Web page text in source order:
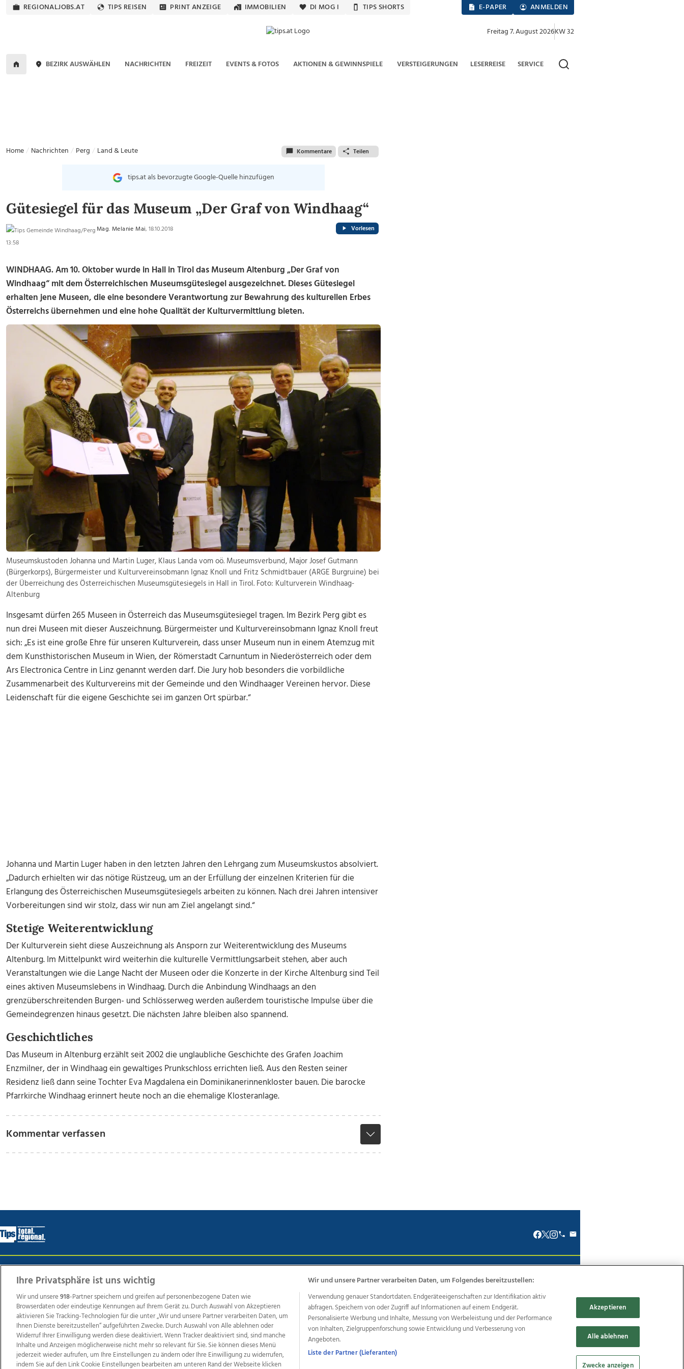
REGIONALJOBS.AT TIPS REISEN PRINT ANZEIGE IMMOBILIEN DI MOG I TIPS SHORTS E-PAPER ANMELDEN
Freitag 7. August 2026KW 32
BEZIRK AUSWÄHLEN NACHRICHTEN FREIZEIT EVENTS & FOTOS AKTIONEN & GEWINNSPIELE VERSTEIGERUNGEN LESERREISE SERVICE
Home Nachrichten Perg Land & Leute Kommentare Teilen
tips.at als bevorzugte Google-Quelle hinzufügen
Gütesiegel für das Museum „Der Graf von Windhaag“
Mag. Melanie Mai, 18.10.2018
13:58
Vorlesen
WINDHAAG. Am 10. Oktober wurde in Hall in Tirol das Museum Altenburg „Der Graf von
Windhaag“ mit dem Österreichischen Museumsgütesiegel ausgezeichnet. Dieses Gütesiegel
erhalten jene Museen, die eine besondere Verantwortung zur Bewahrung des kulturellen Erbes
Österreichs übernehmen und eine hohe Qualität der Kulturvermittlung bieten.
Museumskustoden Johanna und Martin Luger, Klaus Landa vom oö. Museumsverbund, Major Josef Gutmann
(Bürgerkorps), Bürgermeister und Kulturvereinsobmann Ignaz Knoll und Fritz Schmidtbauer (ARGE Burgruine) bei
der Überreichung des Österreichischen Museumsgütesiegels in Hall in Tirol. Foto: Kulturverein Windhaag-
Altenburg
Insgesamt dürfen 265 Museen in Österreich das Museumsgütesiegel tragen. Im Bezirk Perg gibt es
nun drei Museen mit dieser Auszeichnung. Bürgermeister und Kulturvereinsobmann Ignaz Knoll freut
sich: „Es ist eine große Ehre für unseren Kulturverein, dass unser Museum nun in einem Atemzug mit
dem Kunsthistorischen Museum in Wien, der Römerstadt Carnuntum in Niederösterreich oder dem
Ars Electronica Centre in Linz genannt werden darf. Die Jury hob besonders die vorbildliche
Zusammenarbeit des Kulturvereins mit der Gemeinde und den Windhaager Vereinen hervor. Diese
Leidenschaft für die eigene Geschichte sei im ganzen Ort spürbar.“
Johanna und Martin Luger haben in den letzten Jahren den Lehrgang zum Museumskustos absolviert.
„Dadurch erhielten wir das nötige Rüstzeug, um an der Erfüllung der einzelnen Kriterien für die
Erlangung des Österreichischen Museumsgütesiegels arbeiten zu können. Nach drei Jahren intensiver
Vorbereitungen sind wir stolz, dass wir nun am Ziel angelangt sind.“
Stetige Weiterentwicklung
Der Kulturverein sieht diese Auszeichnung als Ansporn zur Weiterentwicklung des Museums
Altenburg. Im Mittelpunkt wird weiterhin die kulturelle Vermittlungsarbeit stehen, aber auch
Veranstaltungen wie die Lange Nacht der Museen oder die Konzerte in der Kirche Altenburg sind Teil
eines aktiven Museumslebens in Windhaag. Durch die Anbindung Windhaags an den
grenzüberschreitenden Burgen- und Schlösserweg werden außerdem touristische Impulse über die
Gemeindegrenzen hinaus gesetzt. Die nächsten Jahre bleiben also spannend.
Geschichtliches
Das Museum in Altenburg erzählt seit 2002 die unglaubliche Geschichte des Grafen Joachim
Enzmilner, der in Windhaag ein gewaltiges Prunkschloss errichten ließ. Aus den Resten seiner
Residenz ließ dann seine Tochter Eva Magdalena ein Dominikanerinnenkloster bauen. Die barocke
Pfarrkirche Windhaag erinnert heute noch an die ehemalige Klosteranlage.
Kommentar verfassen
Wir über uns Mediadaten Kontakt AGB Anzeigekunden AGB Website Ehrenkodex Politische Werbung
Weitere Angebote des Medienhauses Wimmer
TV1 di-mog-i.at OÖNow Ischler Woche Life Radio OÖNachrichten OÖN Immobilien OÖN Karriere OÖN Reise
Promenaden Galerien
Regionaljobs
wasistlos.at wirtrauern.at
Ihre Privatsphäre ist uns wichtig
Wir und unsere918-Partner speichern und greifen auf personenbezogene Daten wie
Browserdaten oder eindeutige Kennungen auf Ihrem Gerät zu. Durch Auswahl von Akzeptieren
aktivieren Sie Tracking-Technologien für die unter „Wir und unsere Partner verarbeiten Daten, um
Ihnen Dienste bereitzustellen“ aufgeführten Zwecke. Durch Auswahl von Alle ablehnen oder
Widerruf Ihrer Einwilligung werden diese deaktiviert. Wenn Tracker deaktiviert sind, sind manche
Inhalte und Anzeigen möglicherweise nicht mehr so relevant für Sie. Sie können dieses Menü
jederzeit wieder aufrufen, um Ihre Einstellungen zu ändern oder Ihre Einwilligung zu widerrufen,
indem Sie auf den Link Cookie Einstellungen bearbeiten am unteren Rand der Webseite klicken
Wir und unsere Partner verarbeiten Daten, um Folgendes bereitzustellen:
Verwendung genauer Standortdaten. Endgeräteeigenschaften zur Identifikation aktiv
abfragen. Speichern von oder Zugriff auf Informationen auf einem Endgerät.
Personalisierte Werbung und Inhalte, Messung von Werbeleistung und der Performance
von Inhalten, Zielgruppenforschung sowie Entwicklung und Verbesserung von
Angeboten.
Liste der Partner (Lieferanten)
Akzeptieren
Alle ablehnen
Zwecke anzeigen